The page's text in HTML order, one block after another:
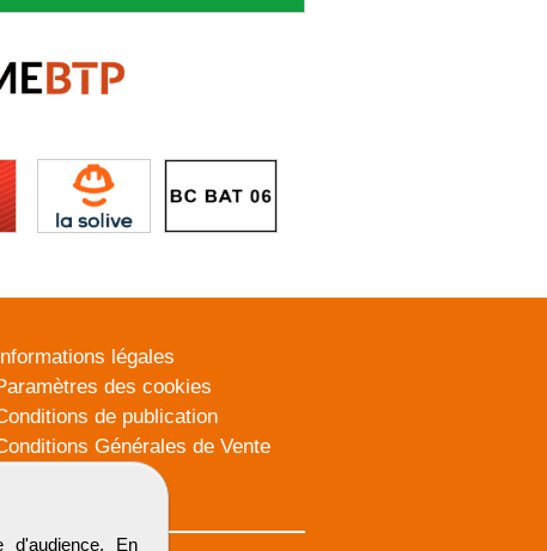
d'audience. En
Informations légales
des cookies
de publication
Générales de Vente